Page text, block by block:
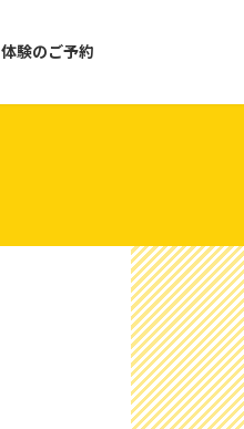
体験のご予約